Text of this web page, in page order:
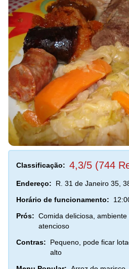
Classificação: 4,3/5 (744
Endereço:
R. 31 de Janeiro 35,
Horário de funcionamento:
Prós: Comida deliciosa,
atencioso
Contras:
Pequeno, pode ficar
alto